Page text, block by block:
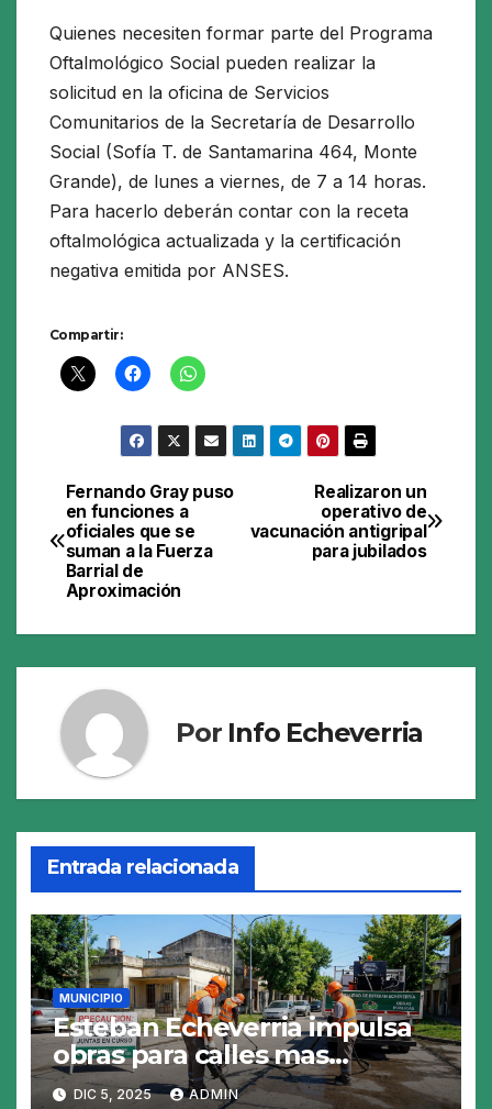
Quienes necesiten formar parte del Programa
Oftalmológico Social pueden realizar la
solicitud en la oficina de Servicios
Comunitarios de la Secretaría de Desarrollo
Social (Sofía T. de Santamarina 464, Monte
Grande), de lunes a viernes, de 7 a 14 horas.
Para hacerlo deberán contar con la receta
oftalmológica actualizada y la certificación
negativa emitida por ANSES.
Compartir:
Navegación
de
entradas
Realizaron un
operativo de
vacunación antigripal
para jubilados
Fernando Gray puso
en funciones a
oficiales que se
suman a la Fuerza
Barrial de
Aproximación
Por Info Echeverria
Entrada relacionada
MUNICIPIO
Esteban Echeverria impulsa
obras para calles mas
resistentes y seguras
DIC 5, 2025 ADMIN